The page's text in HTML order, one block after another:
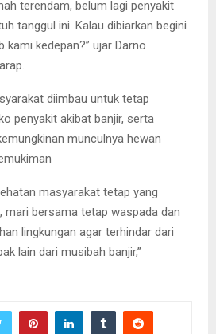
terendam, belum lagi penyakit
tanggul ini. Kalau dibiarkan begini
kami kedepan?” ujar Darno
diimbau untuk tetap
penyakit akibat banjir, serta
munculnya hewan
masyarakat tetap yang
mari bersama tetap waspada dan
lingkungan agar terhindar dari
lain dari musibah banjir,”